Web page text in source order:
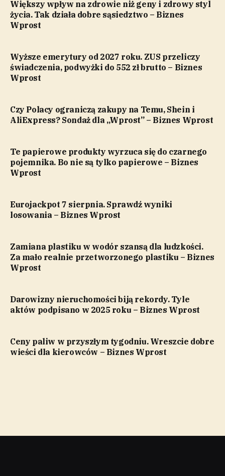
Większy wpływ na zdrowie niż geny i zdrowy styl
życia. Tak działa dobre sąsiedztwo – Biznes
Wprost
Wyższe emerytury od 2027 roku. ZUS przeliczy
świadczenia, podwyżki do 552 zł brutto – Biznes
Wprost
Czy Polacy ograniczą zakupy na Temu, Shein i
AliExpress? Sondaż dla „Wprost” – Biznes Wprost
Te papierowe produkty wyrzuca się do czarnego
pojemnika. Bo nie są tylko papierowe – Biznes
Wprost
Eurojackpot 7 sierpnia. Sprawdź wyniki
losowania – Biznes Wprost
Zamiana plastiku w wodór szansą dla ludzkości.
Za mało realnie przetworzonego plastiku – Biznes
Wprost
Darowizny nieruchomości biją rekordy. Tyle
aktów podpisano w 2025 roku – Biznes Wprost
Ceny paliw w przyszłym tygodniu. Wreszcie dobre
wieści dla kierowców – Biznes Wprost